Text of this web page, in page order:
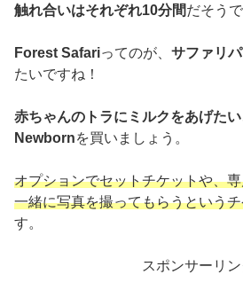
触れ合いはそれぞれ10分間だそうで
Forest Safariってのが、 サファリ
たいですね！
赤ちゃんのトラにミルクをあげたい
Newbornを買いましょう。
オプションでセットチケットや、
一緒に写真を撮ってもらうという
す。
スポンサーリン